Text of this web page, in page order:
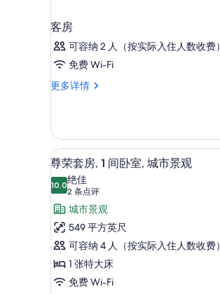
客房
可容纳 2 人（按实际入住人数收费）
免费 Wi-Fi
更多详情
客
信
息
显
示
尊
荣
套
房,
1
间
5
尊荣套房, 1 间卧室, 城市景观
10.010.0 分，满分 10 分
绝佳
2 条点评
(2
条
点
评)
城市景观
549 平方英尺
可容纳 4 人（按实际入住人数收费）
1 张特大床
免费 Wi-Fi